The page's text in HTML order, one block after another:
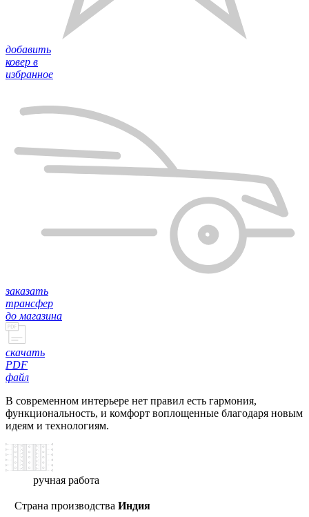
добавить
ковер в
избранное
заказать
трансфер
до магазина
скачать
PDF
файл
В современном интерьере нет правил есть гармония,
функциональность, и комфорт воплощенные благодаря новым
идеям и технологиям.
ручная работа
Страна производства Индия